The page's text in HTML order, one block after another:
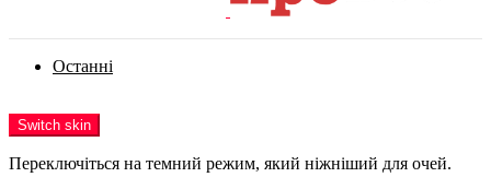
Останні
Switch skin
Переключіться на темний режим, який ніжніший для очей.